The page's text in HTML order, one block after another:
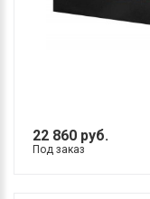
22 860 руб.
Под заказ